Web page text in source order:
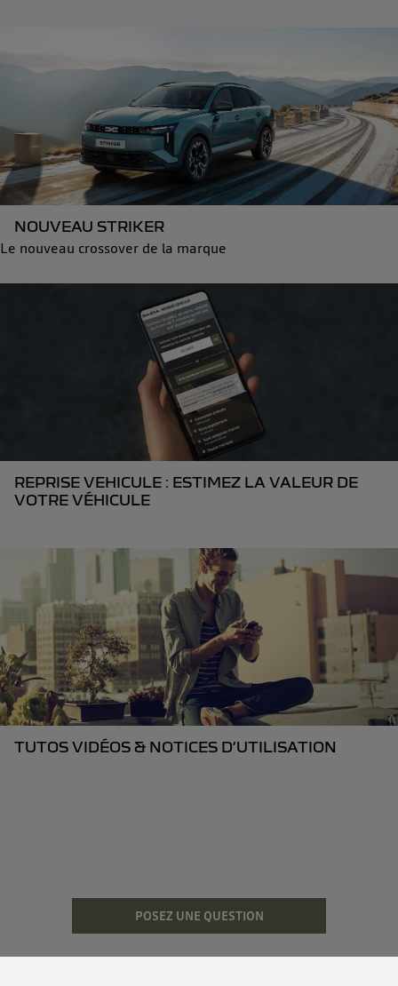
NOUVEAU STRIKER
Le nouveau crossover de la marque
REPRISE VEHICULE : ESTIMEZ LA VALEUR DE
VOTRE VÉHICULE
TUTOS VIDÉOS & NOTICES D’UTILISATION
POSEZ UNE QUESTION